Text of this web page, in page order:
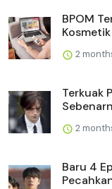
BPOM
2
Terkuak
2
Baru 4